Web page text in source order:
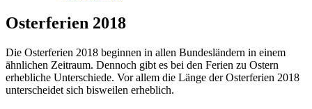
Osterferien 2018
Die Osterferien 2018 beginnen in allen Bundesländern in einem
ähnlichen Zeitraum. Dennoch gibt es bei den Ferien zu Ostern
erhebliche Unterschiede. Vor allem die Länge der Osterferien 2018
unterscheidet sich bisweilen erheblich.